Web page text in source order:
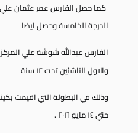
كما حصل الفارس عمر عثمان علي
الدرجة الخامسة وحصل ايضا
الفارس عبداللهشوشة علي
والاول للناشئين تحت ١٢ سنة
حتي ١٤ مايو ٢٠١٦ .